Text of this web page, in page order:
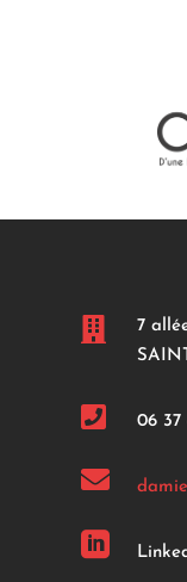

7
 06 37

